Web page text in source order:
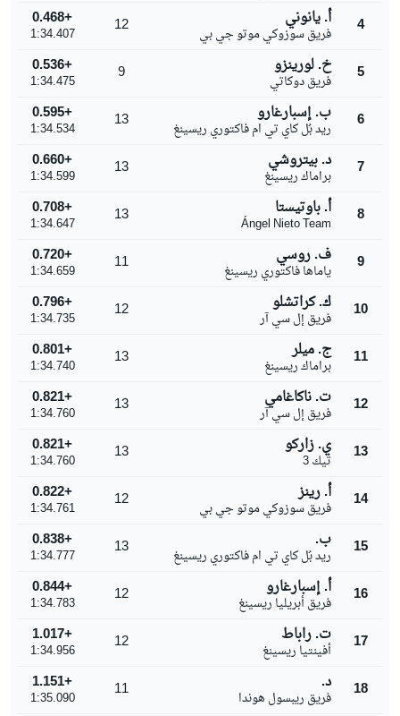
4 أ. يانوني
فريق سوزوكي موتو جي بي 12
+0.468
1:34.407
5 خ. لورينزو
فريق دوكاتي 9
+0.536
1:34.475
6 ب. إسبارغارو
ريد بُل كاي تي ام فاكتوري ريسينغ 13
+0.595
1:34.534
7 د. بيتروشي
براماك ريسينغ 13
+0.660
1:34.599
8 أ. باوتيستا
Ángel Nieto Team
13
+0.708
1:34.647
9 ف. روسي
ياماها فاكتوري ريسينغ 11
+0.720
1:34.659
10 ك. كراتشلو
فريق إل سي آر 12
+0.796
1:34.735
11 ج. ميلر
براماك ريسينغ 13
+0.801
1:34.740
12 ت. ناكاغامي
فريق إل سي آر 13
+0.821
1:34.760
13 ي. زاركو
تيك 3 13
+0.821
1:34.760
14 أ. رينز
فريق سوزوكي موتو جي بي 12
+0.822
1:34.761
15 ب.
ريد بُل كاي تي ام فاكتوري ريسينغ 13
+0.838
1:34.777
16 أ. إسبارغارو
فريق أبريليا ريسينغ 12
+0.844
1:34.783
17 ت. راباط
أفينتيا ريسينغ 12
+1.017
1:34.956
18 د.
فريق ريبسول هوندا 11
+1.151
1:35.090